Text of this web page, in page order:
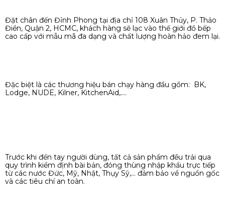
Đặt chân đến Đỉnh Phong tại địa chỉ 108 Xuân Thủy, P. Thảo
Điền, Quận 2, HCMC, khách hàng sẽ lạc vào thế giới đồ bếp
cao cấp với mẫu mã đa dạng và chất lượng hoàn hảo đem lại.
Đặc biệt là các thương hiệu bán chạy hàng đầu gồm: BK,
Lodge, NUDE, Kilner, KitchenAid,....
Trước khi đến tay người dùng, tất cả sản phẩm đều trải qua
quy trình kiểm định bài bản, đóng thùng nhập khẩu trực tiếp
từ các nước Đức, Mỹ, Nhật, Thụy Sỹ,… đảm bảo về nguồn gốc
và các tiêu chí an toàn.